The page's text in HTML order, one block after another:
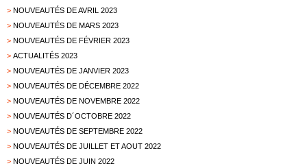
> NOUVEAUTÉS DE AVRIL 2023
> NOUVEAUTÉS DE MARS 2023
> NOUVEAUTÉS DE FÉVRIER 2023
> ACTUALITÉS 2023
> NOUVEAUTÉS DE JANVIER 2023
> NOUVEAUTÉS DE DÉCEMBRE 2022
> NOUVEAUTÉS DE NOVEMBRE 2022
> NOUVEAUTÉS D´OCTOBRE 2022
> NOUVEAUTÉS DE SEPTEMBRE 2022
> NOUVEAUTÉS DE JUILLET ET AOUT 2022
> NOUVEAUTÉS DE JUIN 2022